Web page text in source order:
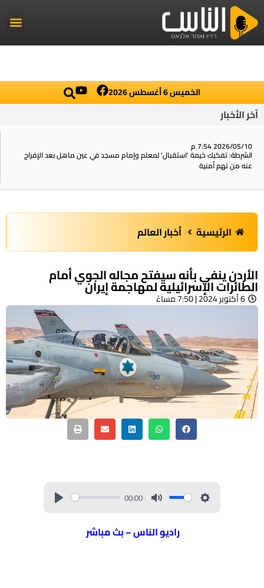
الخميس 6 أغسطس 2026
آخر الأخبار
2026/05/10 7:54 م
الشرطة: تفكيك خيمة ‘استقبال‘ لمعلم وإمام مسجد في عين ماهل بعد الإفراج
عنه من تهم أمنية
الرئيسية أخبار العالم
الأردن ينفي بأنه سيفتح مجاله الجوي أمام
الطائرات الإسرائيلية لمهاجمة إيران
6 أكتوبر 2024 | 7:50 مساءً
00:00
راديو الناس – بث مباشر